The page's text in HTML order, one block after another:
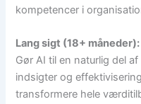
kompetencer i
Lang sigt (18+ måneder):
Gør AI til en naturlig del
indsigter og
transformere hele